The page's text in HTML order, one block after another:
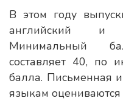
В этом году
английский и
Минимальный
составляет 40, по
балла. Письменная
языкам оцениваются